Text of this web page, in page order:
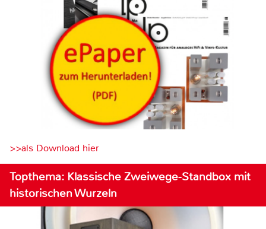
>>als Download hier
Topthema: Klassische Zweiwege-Standbox mit
historischen Wurzeln